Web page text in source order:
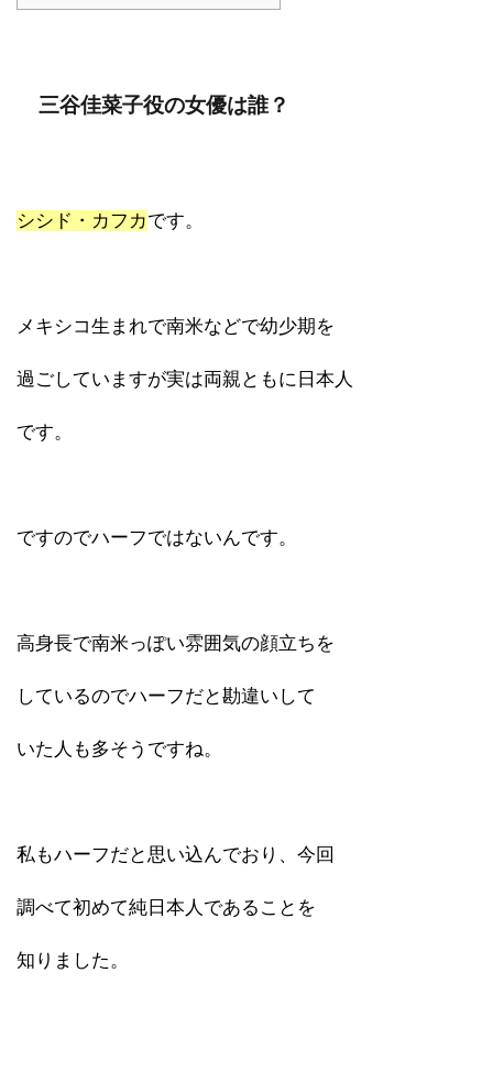
三谷佳菜子役の女優は誰？
シシド・カフカです。
メキシコ生まれで南米などで幼少期を
過ごしていますが実は両親ともに日本人
です。
ですのでハーフではないんです。
高身長で南米っぽい雰囲気の顔立ちを
しているのでハーフだと勘違いして
いた人も多そうですね。
私もハーフだと思い込んでおり、今回
調べて初めて純日本人であることを
知りました。